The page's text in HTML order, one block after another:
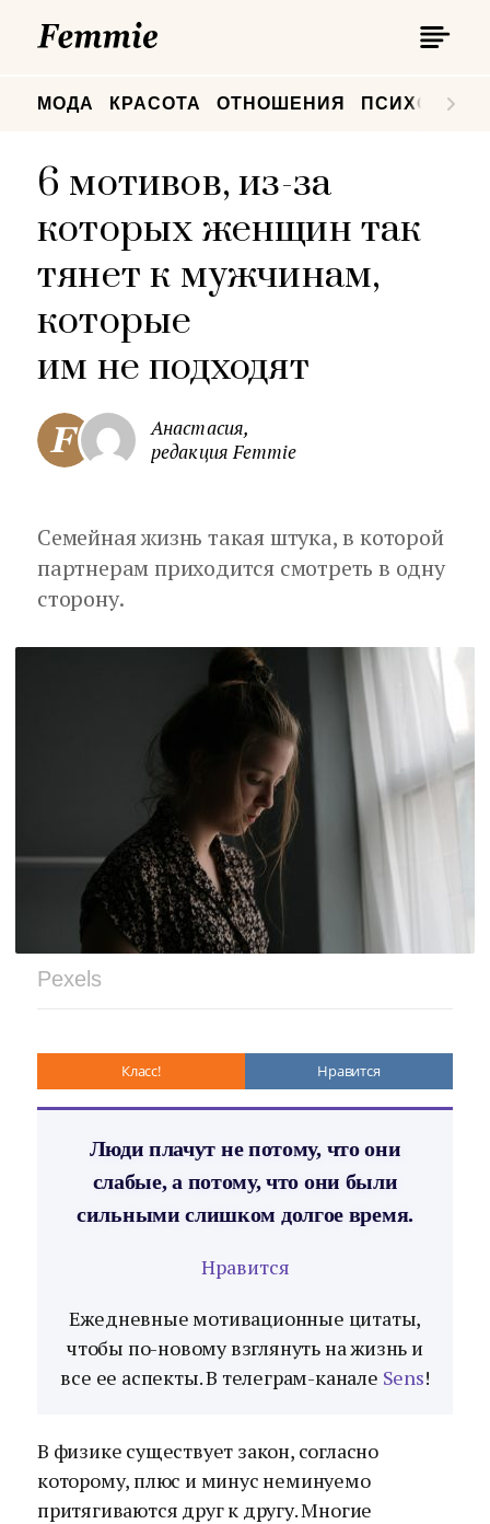
МОДА КРАСОТА ОТНОШЕНИЯ
6 мотивов, из-за
которых женщин так
тянет к мужчинам,
которые
им не подходят
Анастасия,
редакция Femmie
Семейная жизнь такая штука, в которой
партнерам приходится смотреть в одну
сторону.
Pexels
Класс! Нравится
Люди плачут не потому, что они
слабые, а потому, что они были
сильными слишком долгое время.
Нравится
Ежедневные мотивационные цитаты,
чтобы по-новому взглянуть на жизнь и
все ее аспекты. В телеграм-канале Sens!
В физике существует закон, согласно
которому, плюс и минус неминуемо
притягиваются друг к другу. Многие